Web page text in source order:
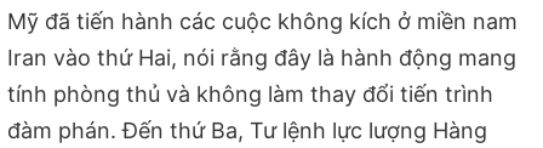
Mỹ đã tiến hành các cuộc không kích ở miền nam
Iran vào thứ Hai, nói rằng đây là hành động mang
tính phòng thủ và không làm thay đổi tiến trình
đàm phán. Đến thứ Ba, Tư lệnh lực lượng Hàng